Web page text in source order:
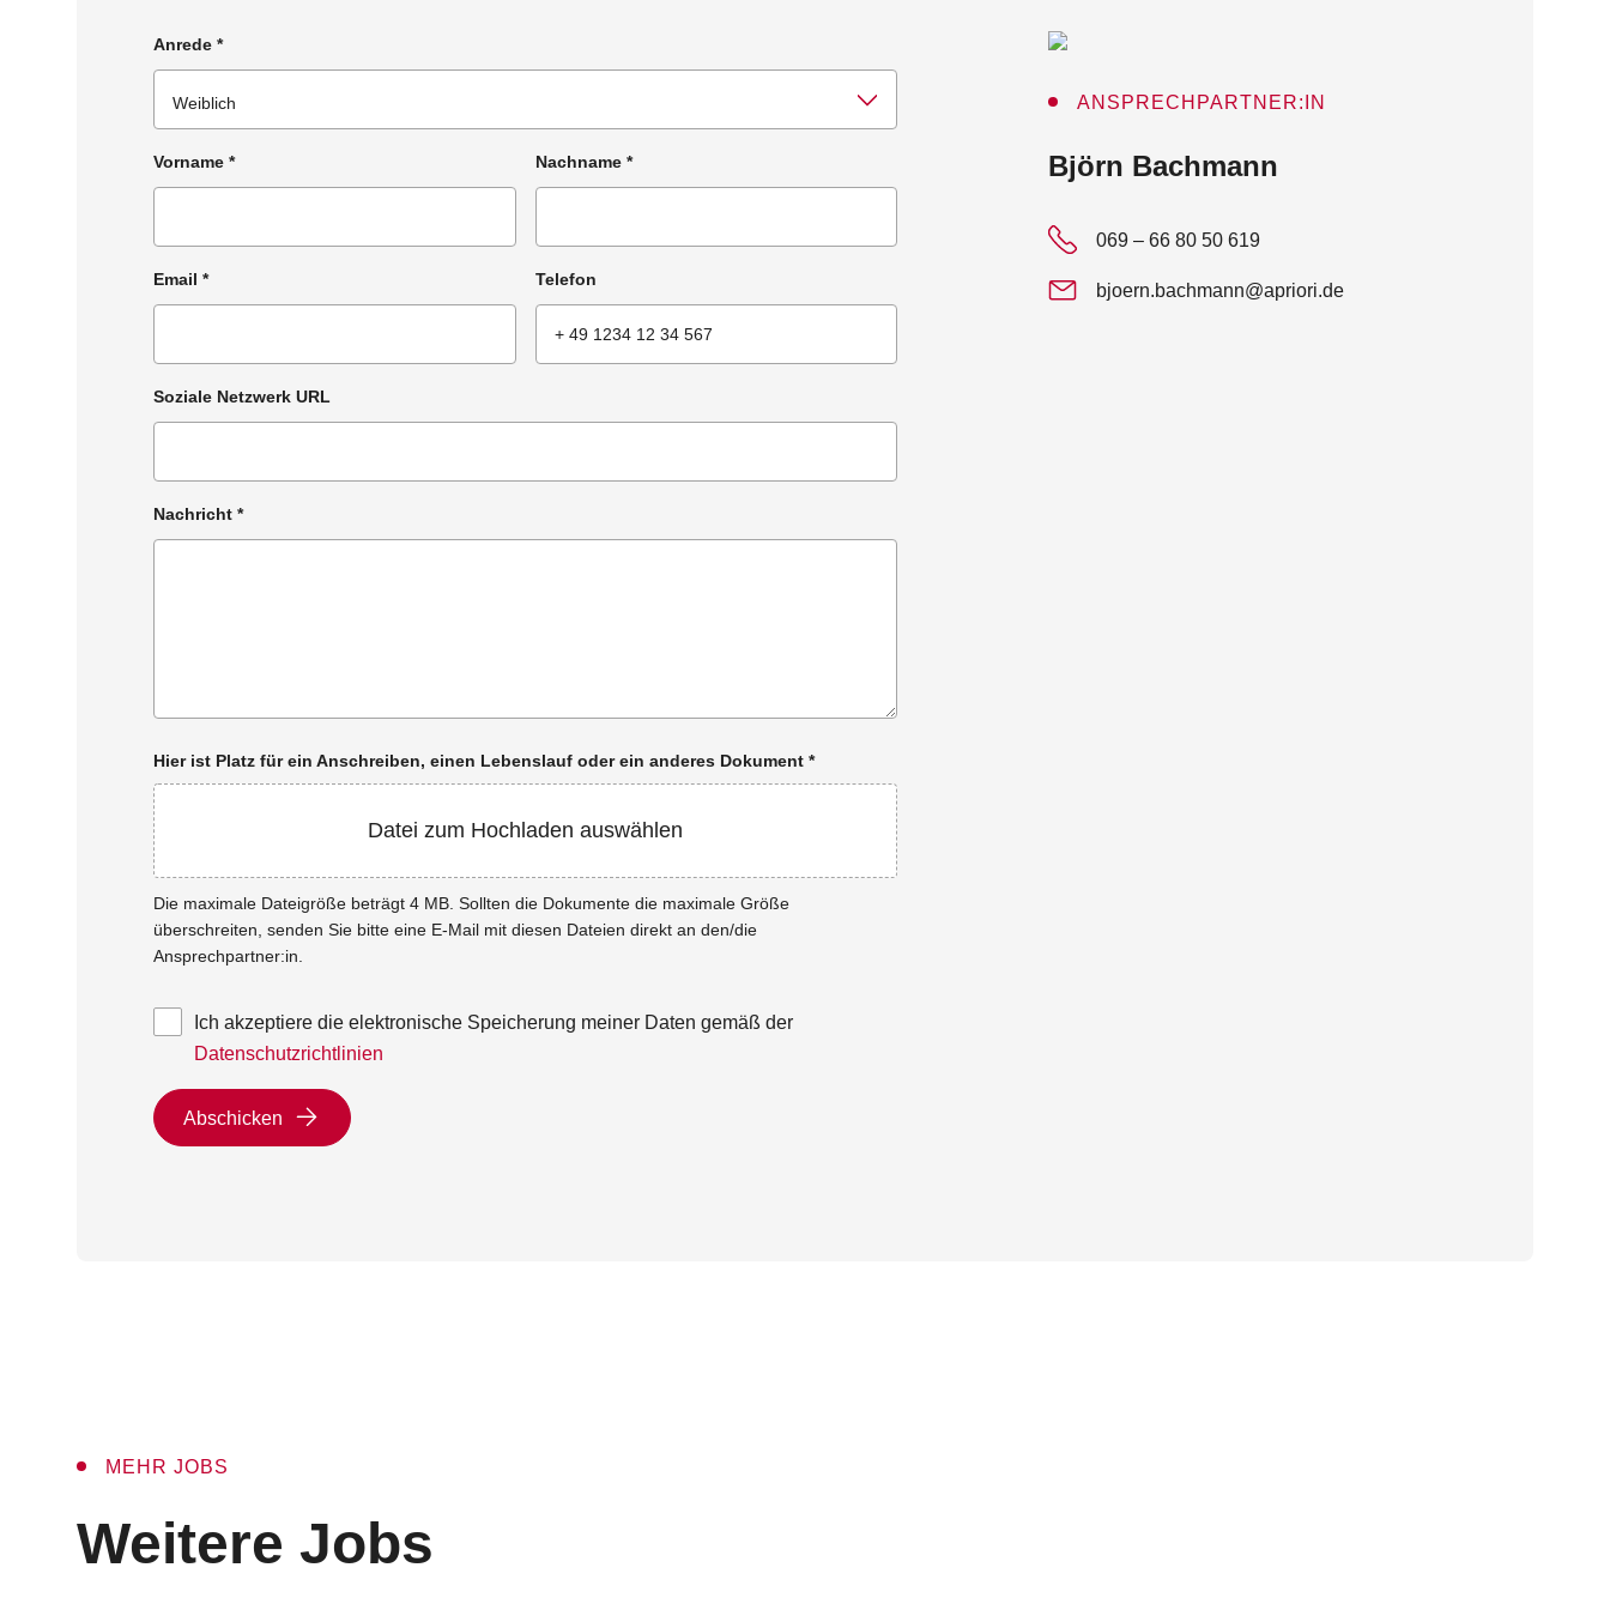
Anrede *
Vorname * Nachname *
Email * Telefon
Soziale Netzwerk URL
Nachricht *
Hier ist Platz für ein Anschreiben, einen Lebenslauf oder ein anderes Dokument *
Datei zum Hochladen auswählen
Die maximale Dateigröße beträgt 4 MB. Sollten die Dokumente die maximale Größe
überschreiten, senden Sie bitte eine E-Mail mit diesen Dateien direkt an den/die
Ansprechpartner:in.
Ich akzeptiere die elektronische Speicherung meiner Daten gemäß der
Datenschutzrichtlinien
Abschicken
ANSPRECHPARTNER:IN
:
Björn Bachmann
069 – 66 80 50 619
bjoern.bachmann@apriori.de
MEHR JOBS
:
Weitere Jobs